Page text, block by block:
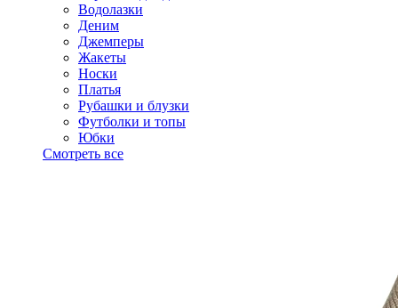
Водолазки
Деним
Джемперы
Жакеты
Носки
Платья
Рубашки и блузки
Футболки и топы
Юбки
Смотреть все